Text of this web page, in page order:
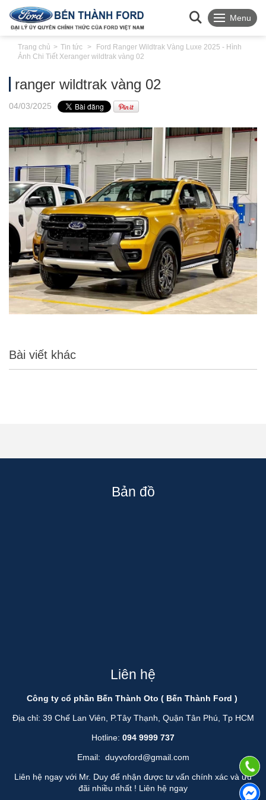
Menu
Trang chủ Tin tức
Ford Ranger Wildtrak Vàng Luxe 2025 - Hình
Ảnh Chi Tiết Xeranger wildtrak vàng 02
ranger wildtrak vàng 02
04/03/2025
Bài viết khác
Bản đồ
Liên hệ
Công ty cổ phần Bến Thành Oto ( Bến Thành Ford )
Địa chỉ: 39 Chế Lan Viên, P.Tây Thạnh, Quận Tân Phú, Tp HCM
Hotline: 094 9999 737
Email: duyvoford@gmail.com
Liên hệ ngay với Mr. Duy để nhận được tư vấn chính xác và ưu
đãi nhiều nhất ! Liên hệ ngay